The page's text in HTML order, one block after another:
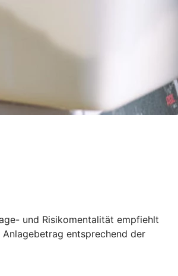
und Risikomentalität empfiehlt
entsprechend der